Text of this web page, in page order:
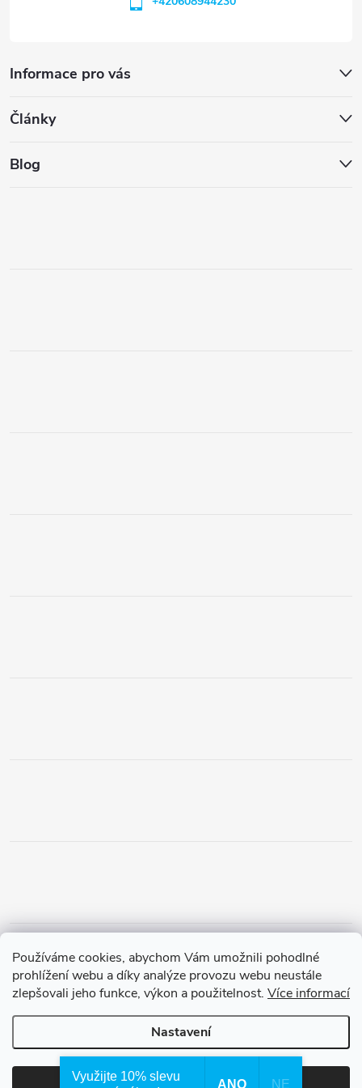
Používáme cookies, abychom Vám umožnili pohodlné
prohlížení webu a díky analýze provozu webu neustále
zlepšovali jeho funkce, výkon a použitelnost. Více informací
Nastavení
Informace pro vás
Články
Blog
Zásady ochrany osobních údajů
Doprava a platba Tříletá záruka
Copyright 2026Waterfilter.cz . Všechna práva vyhrazena.
Využijte 10% slevu
ANO NE